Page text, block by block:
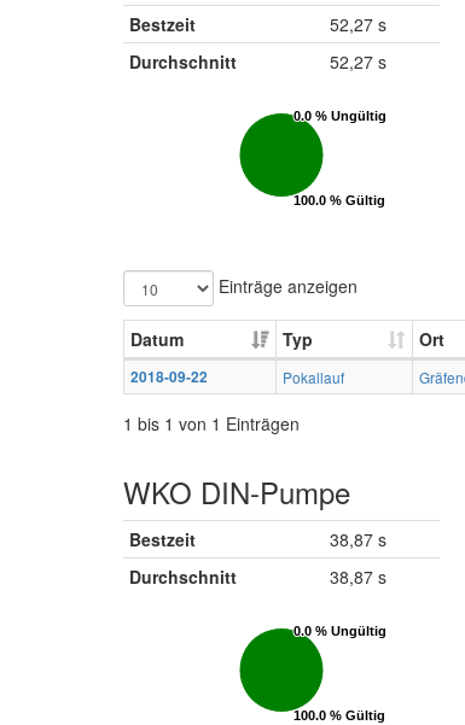
Bestzeit
52,27 s
Durchschnitt
52,27 s
0.0 % Ungültig
0.0 % Ungültig
100.0 % Gültig
100.0 % Gültig
Einträge anzeigen
Datum Typ Ort
2018-09-22 Pokallauf
1 bis 1 von 1 Einträgen
WKO DIN-Pumpe
Bestzeit
38,87 s
Durchschnitt
38,87 s
0.0 % Ungültig
0.0 % Ungültig
100.0 % Gültig
100.0 % Gültig